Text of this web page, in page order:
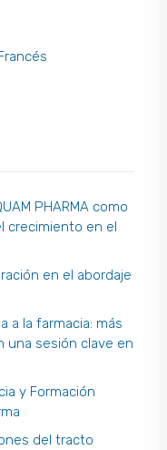
PHARMA como
crecimiento en el
en el abordaje
a la farmacia: más
una sesión clave en
y Formación
del tracto